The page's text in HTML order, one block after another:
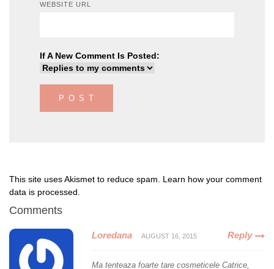
WEBSITE URL
If A New Comment Is Posted:
This site uses Akismet to reduce spam. Learn how your comment
data is processed.
Comments
Loredana AUGUST 16, 2015 Reply
Ma tenteaza foarte tare cosmeticele Catrice,